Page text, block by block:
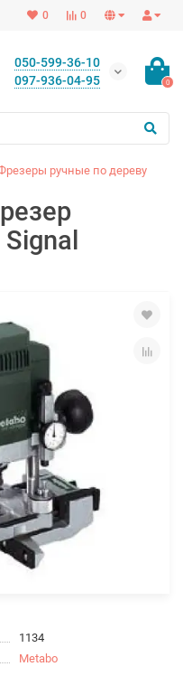
0
0
050-599-36-10
097-936-04-95
0
ручные по дереву
1134
Metabo